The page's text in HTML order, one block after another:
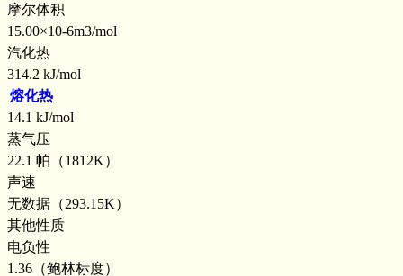
摩尔体积
15.00×10-6m3/mol
汽化热
314.2 kJ/mol
熔化热
14.1 kJ/mol
蒸气压
22.1 帕（1812K）
声速
无数据（293.15K）
其他性质
电负性
1.36（鲍林标度）